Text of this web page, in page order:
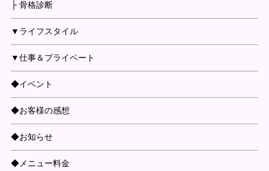
├ 骨格診断
▼ライフスタイル
▼仕事＆プライベート
◆イベント
◆お客様の感想
◆お知らせ
◆メニュー料金